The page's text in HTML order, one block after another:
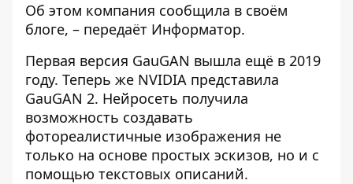
Об этом компания сообщила в своём
блоге, – передаёт Информатор.
Первая версия GauGAN вышла ещё в 2019
году. Теперь же NVIDIA представила
GauGAN 2. Нейросеть получила
возможность создавать
фотореалистичные изображения не
только на основе простых эскизов, но и с
помощью текстовых описаний.